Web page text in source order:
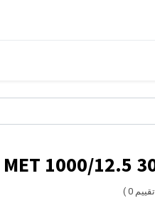
1000/12.5
0 )